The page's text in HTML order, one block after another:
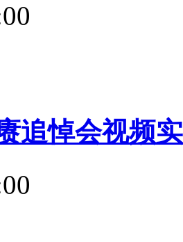
追悼会视频